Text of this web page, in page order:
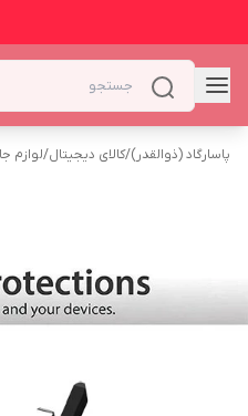
پاسارگاد (ذوالقدر)/کالای دیجیتال/لوازم